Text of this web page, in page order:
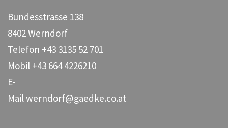
Bundesstrasse 138
8402 Werndorf
Telefon +43 3135 52 701
Mobil +43 664 4226210
E-
Mailwerndorf@gaedke.co.at